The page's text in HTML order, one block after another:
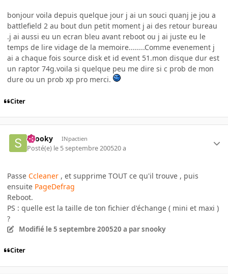
bonjour voila depuis quelque jour j ai un souci quanj je jou a
battlefield 2 au bout dun petit moment j ai des retour bureau
.j ai aussi eu un ecran bleu avant reboot ou j ai juste eu le
temps de lire vidage de la memoire........Comme evenement j
ai a chaque fois source disk et id event 51.mon disque dur est
un raptor 74g.voila si quelque peu me dire si c prob de mon
dure ou un prob xp pro merci.
Citer
snooky INpactien
Posté(e) le 5 septembre 200520 a
Passe Ccleaner , et supprime TOUT ce qu'il trouve , puis
ensuite PageDefrag
Reboot.
PS : quelle est la taille de ton fichier d'échange ( mini et maxi )
?
Modifié le 5 septembre 200520 a par snooky
Citer